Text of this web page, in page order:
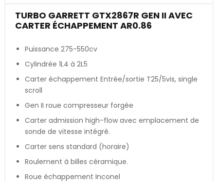
TURBO GARRETT GTX2867R GEN II AVEC
CARTER ÉCHAPPEMENT AR0.86
Puissance 275-550cv
Cylindrée 1L4 à 2L5
Carter échappement Entrée/sortie T25/5vis, single
scroll
Gen II roue compresseur forgée
Carter admission high-flow avec emplacement de
sonde de vitesse intégré.
Carter sens standard (horaire)
Roulement à billes céramique.
Roue échappement Inconel